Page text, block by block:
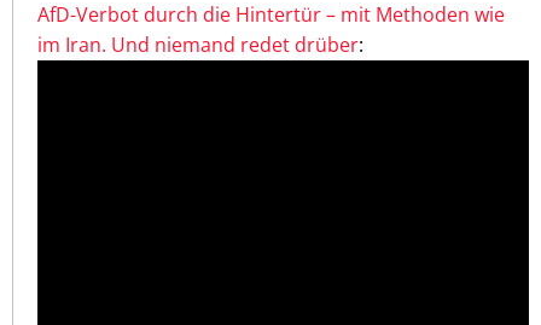
AfD-Verbot durch die Hintertür – mit Methoden wie
im Iran. Und niemand redet drüber: